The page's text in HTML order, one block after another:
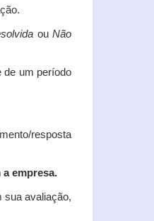
ouNão
de um período
resposta
empresa.
sua avaliação,